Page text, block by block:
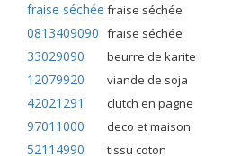
fraise séchée fraise séchée
0813409090 fraise séchée
33029090 beurre de karite
12079920 viande de soja
42021291 clutch en pagne
97011000 deco et maison
52114990 tissu coton